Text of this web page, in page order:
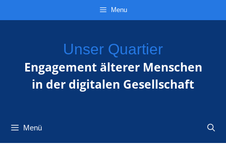
Menu
Unser Quartier
Engagement älterer Menschen
in der digitalen Gesellschaft
Menü